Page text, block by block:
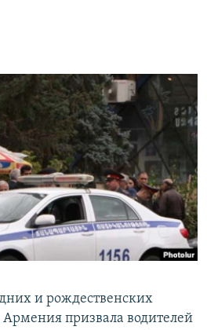
и рождественских
призвала водителей